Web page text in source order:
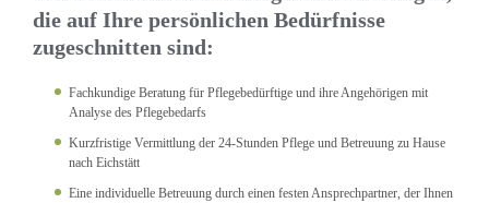
die auf Ihre persönlichen Bedürfnisse
zugeschnitten sind:
Fachkundige Beratung für Pflegebedürftige und ihre Angehörigen mit
Analyse des Pflegebedarfs
Kurzfristige Vermittlung der 24-Stunden Pflege und Betreuung zu Hause
nach Eichstätt
Eine individuelle Betreuung durch einen festen Ansprechpartner, der Ihnen